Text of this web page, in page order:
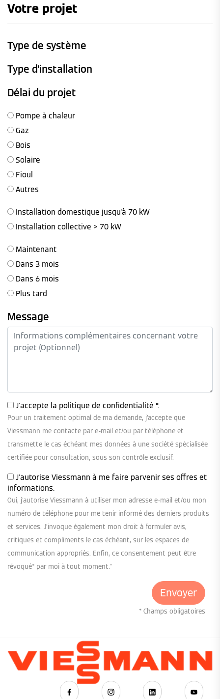
Votre projet
Type de système
Type d'installation
Délai du projet
Pompe à chaleur
Gaz
Bois
Solaire
Fioul
Autres
Installation domestique jusqu'à 70 kW
Installation collective > 70 kW
Maintenant
Dans 3 mois
Dans 6 mois
Plus tard
Message
J'accepte la politique de confidentialité *.
Pour un traitement optimal de ma demande, j'accepte que
Viessmann me contacte par e-mail et/ou par téléphone et
transmette le cas échéant mes données à une société spécialisée
certifiée pour consultation, sous son contrôle exclusif.
J'autorise Viessmann à me faire parvenir ses offres et
informations.
Oui, j'autorise Viessmann à utiliser mon adresse e-mail et/ou mon
numéro de téléphone pour me tenir informé des derniers produits
et services. J’invoque également mon droit à formuler avis,
critiques et compliments le cas échéant, sur les espaces de
communication appropriés. Enfin, ce consentement peut être
révoqué* par moi à tout moment."
* Champs obligatoires